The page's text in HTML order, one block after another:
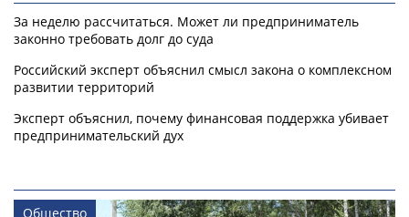
За неделю рассчитаться. Может ли предприниматель
законно требовать долг до суда
Российский эксперт объяснил смысл закона о комплексном
развитии территорий
Эксперт объяснил, почему финансовая поддержка убивает
предпринимательский дух
Общество